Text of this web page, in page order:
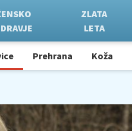
ZLATA
LETA
Prehrana Koža